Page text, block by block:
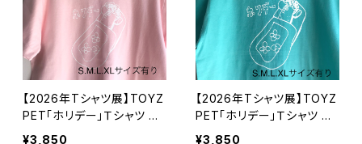
【2026年Tシャツ展】TOYZ
PET「ホリデー」Ｔシャツ ベ
ビーピンク S・M・L・XLサイ
¥3,850
【2026年Tシャツ展】TOYZ
PET「ホリデー」Ｔシャツ ミ
ントグリーン S・M・L・XLサ
¥3,850